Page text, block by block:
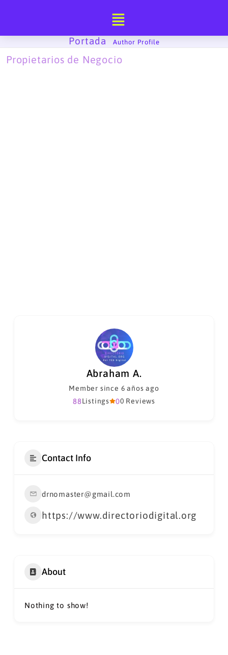
Portada
Author Profile
Propietarios de Negocio
Abraham A.
Member since 6 años ago
00 Reviews
88Listings
Contact Info
drnomaster@gmail.com
https://www.directoriodigital.org
About
Nothing to show!